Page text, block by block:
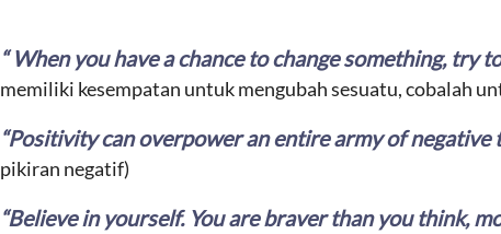
“ When you have a chance to change something, try
memiliki kesempatan untuk mengubah sesuatu, cobalah
“Positivity can overpower an entire army of negative
pikiran negatif)
“Believe in yourself. You are braver than you think,